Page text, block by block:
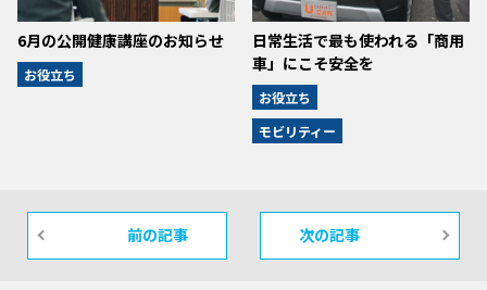
6月の公開健康講座のお知らせ
お役立ち
日常生活で最も使われる「商用
車」にこそ安全を
お役立ち
モビリティー
前の記事 次の記事